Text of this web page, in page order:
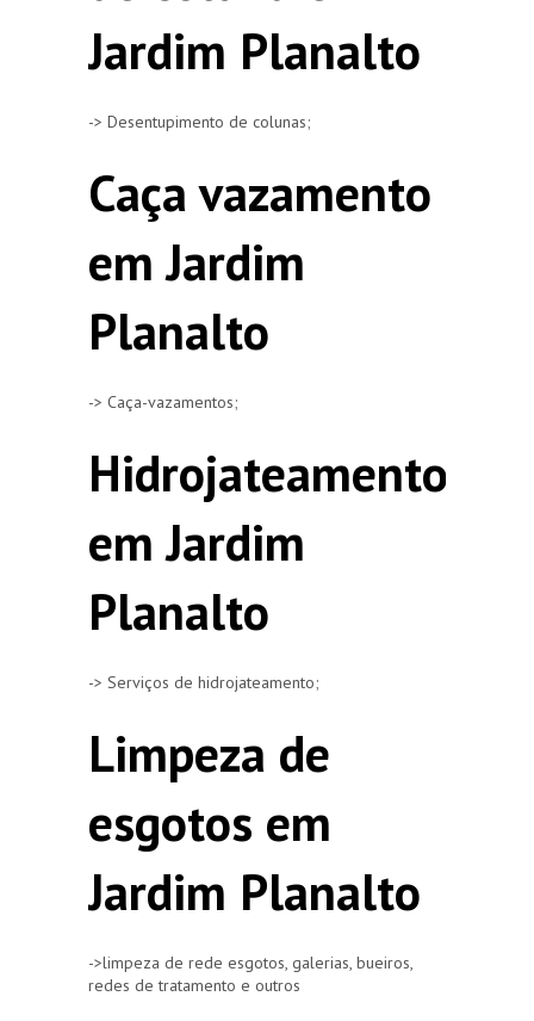
Jardim Planalto
-> Desentupimento de colunas;
Caça vazamento
em Jardim
Planalto
-> Caça-vazamentos;
Hidrojateamento
em Jardim
Planalto
-> Serviços de hidrojateamento;
Limpeza de
esgotos em
Jardim Planalto
->limpeza de rede esgotos, galerias, bueiros,
redes de tratamento e outros